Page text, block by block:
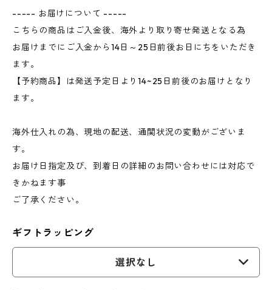
----- お届けについて -----
こちらの商品はご入金後、海外より取り寄せ発送となる為
お届けまでにご入金から14日～25日前後お日にちをいただき
ます。
【予約商品】は発送予定日より14~25日前後のお届けとなり
ます。
海外仕入れの為、現地の配送、通関状況の変動がございま
す。
お届け日指定及び、到着日の詳細のお問い合わせには対応で
きかねます事
ご了承ください。
ギフトラッピング
選択なし